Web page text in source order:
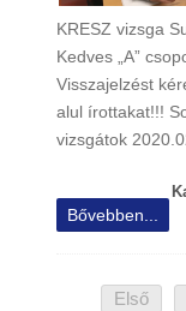
KRESZ vizsga
Kedves „A”
Visszajelzést
alul írottakat!!!
vizsgátok
Bővebben...
Első